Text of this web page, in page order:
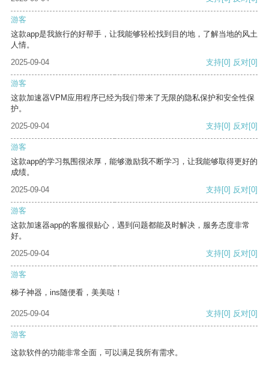
游客
这款app是我旅行的好帮手，让我能够轻松找到目的地，了解当地的风土
人情。
2025-09-04
支持[0] 反对[0]
游客
这款加速器VPM应用程序已经为我们带来了无限的隐私保护和安全性保
护。
2025-09-04
支持[0] 反对[0]
游客
这款app的学习氛围很浓厚，能够激励我不断学习，让我能够取得更好的
成绩。
2025-09-04
支持[0] 反对[0]
游客
这款加速器app的客服很贴心，遇到问题都能及时解决，服务态度非常
好。
2025-09-04
支持[0] 反对[0]
游客
梯子神器，ins随便看，美美哒！
2025-09-04 支持[0] 反对[0]
游客
这款软件的功能非常全面，可以满足我所有需求。